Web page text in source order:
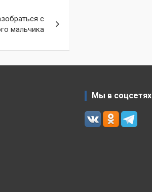
с
мальчика
Мы в соцсетях